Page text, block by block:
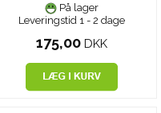
På lager
Leveringstid 1 - 2 dage
175,00 DKK